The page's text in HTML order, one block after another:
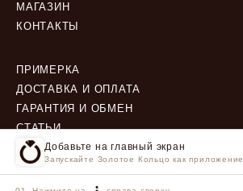
Добавьте на главный экран
Запускайте Золотое Кольцо как приложение
МАГАЗИН
КОНТАКТЫ
ПРИМЕРКА
ДОСТАВКА И ОПЛАТА
ГАРАНТИЯ И ОБМЕН
СТАТЬИ
ПОЛИТИКА КОНФИДЕНЦИАЛЬНОСТИ